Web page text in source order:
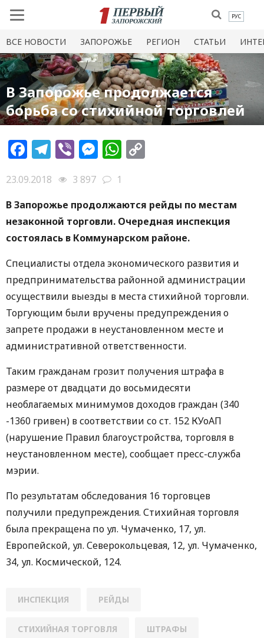
РУС
ВСЕ НОВОСТИ ЗАПОРОЖЬЕ РЕГИОН СТАТЬИ
В Запорожье продолжается
борьба со стихийной торговлей
Facebook
Telegram
ViberMessenger
WhatsApp
23.09.2018 3 897
1
В Запорожье продолжаются рейды по местам
незаконной торговли. Очередная инспекция
состоялась в Коммунарском районе.
Специалисты отдела экономического развития и
предпринимательства районной администрации
осуществили выезды в места стихийной торговли.
Торгующим были вручены предупреждения о
запрете продажи в неустановленном месте и
административной ответственности.
Таким гражданам грозит получения штрафа в
размере от двадцати до восьмидесяти
необлагаемых минимумов доходов граждан (340
-1360 гривен) в соответствии со ст. 152 КУоАП
(нарушение Правил благоустройства, торговля в
неустановленном месте), сообщает пресс-служба
мэрии.
По результатам обследования 16 торговцев
получили предупреждения. Стихийная торговля
была прекращена по ул. Чумаченко, 17, ул.
Европейской, ул. Северокольцевая, 12, ул. Чумаченко,
34, ул. Космической, 124.
ИНСПЕКЦИЯ РЕЙДЫ
СТИХИЙНАЯ ТОРГОВЛЯ ШТРАФЫ